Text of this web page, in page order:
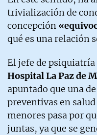
trivialización de
concepción
qué es una relación
El jefe de
Hospital La Paz de
apuntado que una
preventivas en
menores pasa por
juntas, ya que se